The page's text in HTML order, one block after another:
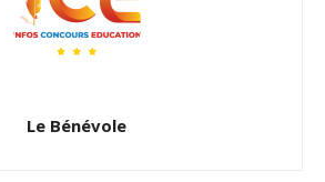
Le Bénévole